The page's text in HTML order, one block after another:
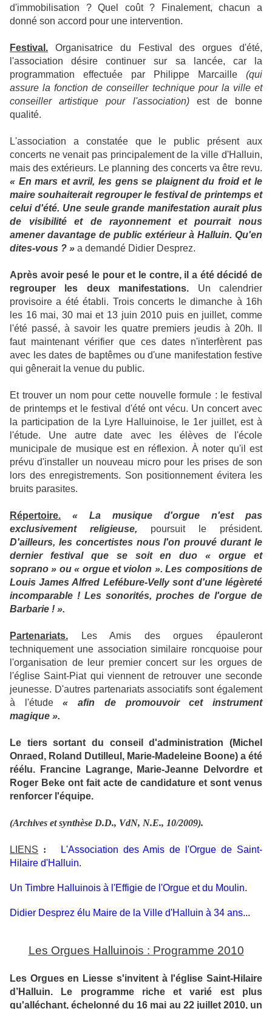
d'immobilisation ? Quel coût ? Finalement, chacun a
donné son accord pour une intervention.
Festival. Organisatrice du Festival des orgues d'été,
l'association désire continuer sur sa lancée, car la
programmation effectuée par Philippe Marcaille (qui
assure la fonction de conseiller technique pour la ville et
conseiller artistique pour l'association)est de bonne
qualité.
L'association a constatée que le public présent aux
concerts ne venait pas principalement de la ville d'Halluin,
mais des extérieurs. Le planning des concerts va être revu.
« En mars et avril, les gens se plaignent du froid et le
maire souhaiterait regrouper le festival de printemps et
celui d'été. Une seule grande manifestation aurait plus
de visibilité et de rayonnement et pourrait nous
amener davantage de public extérieur à Halluin. Qu'en
dites-vous ? » a demandé Didier Desprez.
Après avoir pesé le pour et le contre, il a été décidé de
regrouper les deux manifestations. Un calendrier
provisoire a été établi. Trois concerts le dimanche à 16h
les 16 mai, 30 mai et 13 juin 2010 puis en juillet, comme
l'été passé, à savoir les quatre premiers jeudis à 20h. Il
faut maintenant vérifier que ces dates n'interfèrent pas
avec les dates de baptêmes ou d'une manifestation festive
qui gênerait la venue du public.
Et trouver un nom pour cette nouvelle formule : le festival
de printemps et le festival d'été ont vécu. Un concert avec
la participation de la Lyre Halluinoise, le 1er juillet, est à
l'étude. Une autre date avec les élèves de l'école
municipale de musique est en réflexion. À noter qu'il est
prévu d'installer un nouveau micro pour les prises de son
lors des enregistrements. Son positionnement évitera les
bruits parasites.
Répertoire.
« La musique d'orgue n'est pas
exclusivement religieuse, poursuit le président.
D'ailleurs, les concertistes nous l'on prouvé durant le
dernier festival que se soit en duo « orgue et
soprano » ou « orgue et violon ». Les compositions de
Louis James Alfred Lefébure-Velly sont d'une légèreté
incomparable ! Les sonorités, proches de l'orgue de
Barbarie ! ».
Partenariats. Les Amis des orgues épauleront
techniquement une association similaire roncquoise pour
l'organisation de leur premier concert sur les orgues de
l'église Saint-Piat qui viennent de retrouver une seconde
jeunesse. D'autres partenariats associatifs sont également
à l'étude« afin de promouvoir cet instrument
magique ».
Le tiers sortant du conseil d'administration (Michel
Onraed, Roland Dutilleul, Marie-Madeleine Boone) a été
réélu. Francine Lagrange, Marie-Jeanne Delvordre et
Roger Beke ont fait acte de candidature et sont venus
renforcer l'équipe.
(Archives et synthèse D.D., VdN, N.E., 10/2009).
LIENS :
L'Association des Amis de l'Orgue de Saint-
Hilaire d'Halluin.
Un Timbre Halluinois à l'Effigie de l'Orgue et du Moulin.
Didier Desprez élu Maire de la Ville d'Halluin à 34 ans...
Les Orgues Halluinois : Programme 2010
Les Orgues en Liesse s'invitent à l'église Saint-Hilaire
d’Halluin. Le programme riche et varié est plus
qu'alléchant, échelonné du 16 mai au 22 juillet 2010, un